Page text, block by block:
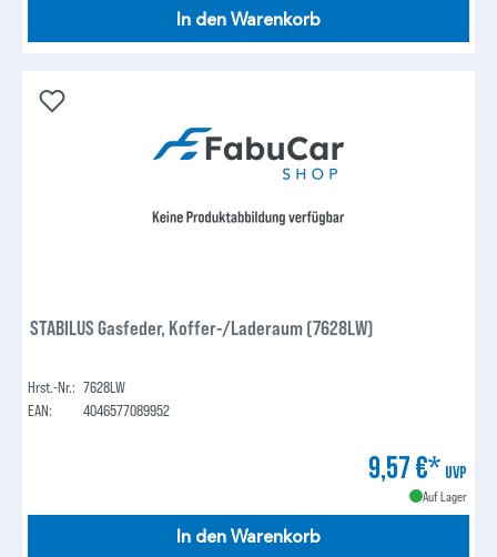
In den Warenkorb
STABILUS Gasfeder, Koffer-/Laderaum (7628LW)
Hrst.-Nr.: 7628LW
EAN:
4046577089952
9,57 €* UVP
Auf Lager
In den Warenkorb